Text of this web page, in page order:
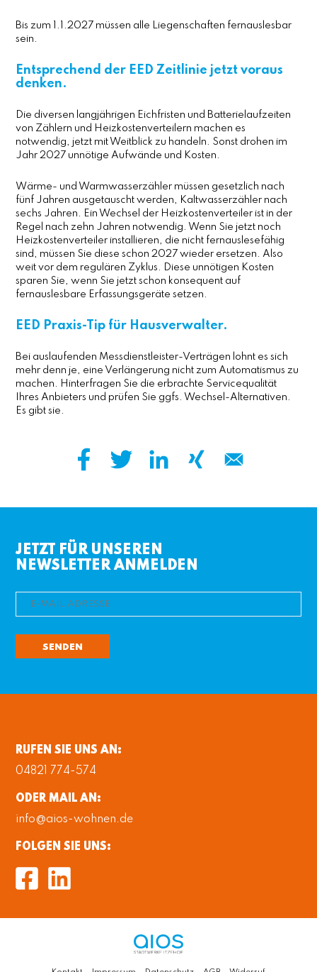
Bis zum 1.1.2027 müssen alle Liegenschaften fernauslesbar
sein.
Entsprechend der EED Zeitlinie jetzt voraus
denken.
Die diversen langjährigen Eichfristen und Batterielaufzeiten
von Zählern und Heizkostenverteilern machen es
notwendig, jetzt mit Weitblick zu handeln. Sonst drohen im
Jahr 2027 unnötige Aufwände und Kosten.
Wärme- und Warmwasserzähler müssen gesetzlich nach
fünf Jahren ausgetauscht werden, Kaltwasserzähler nach
sechs Jahren. Ein Wechsel der Heizkostenverteiler ist in der
Regel nach zehn Jahren notwendig. Wenn Sie jetzt noch
Heizkostenverteiler installieren, die nicht fernauslesefähig
sind, müssen Sie diese schon 2027 wieder ersetzen. Also
weit vor dem regulären Zyklus. Diese unnötigen Kosten
sparen Sie, wenn Sie jetzt schon konsequent auf
fernauslesbare Erfassungsgeräte setzen.
EED Praxis-Tip für Hausverwalter.
Bei auslaufenden Messdienstleister-Verträgen lohnt es sich
mehr denn je, eine Verlängerung nicht zum Automatismus zu
machen. Hinterfragen Sie die erbrachte Servicequalität
Ihres Anbieters und prüfen Sie ggfs. Wechsel-Alternativen.
Es gibt sie.
JETZT FÜR UNSEREN
NEWSLETTER ANMELDEN
SENDEN
RUFENSIE UNS AN:
04821 774-574
ODERMAIL AN:
info@aios-wohnen.de
FOLGEN SIE UNS: